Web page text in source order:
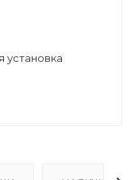
установка